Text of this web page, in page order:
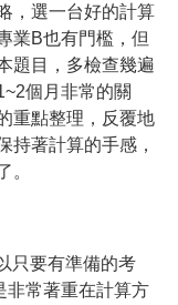
，選一台好的計算
業B也有門檻，但
題目，多檢查幾遍
個月非常的關
重點整理，反覆地
持著計算的手感，
。
只要有準備的考
非常著重在計算方